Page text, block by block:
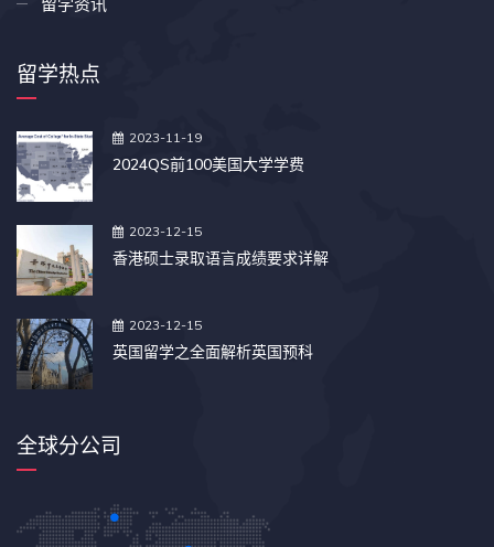
留学资讯
留学热点
2023-11-19
2024QS前100美国大学学费
2023-12-15
香港硕士录取语言成绩要求详解
2023-12-15
英国留学之全面解析英国预科
全球分公司